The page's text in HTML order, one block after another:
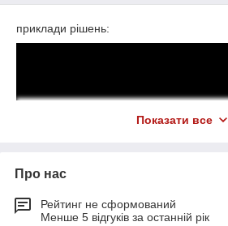
приклади рішень:
Показати все
Про нас
Рейтинг не сформований
Менше 5 відгуків за останній рік